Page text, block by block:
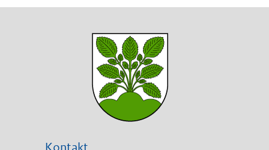
Kontakt